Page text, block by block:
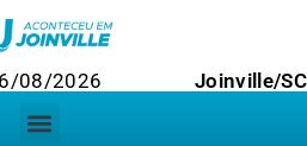
08/2026 Joinville/SC